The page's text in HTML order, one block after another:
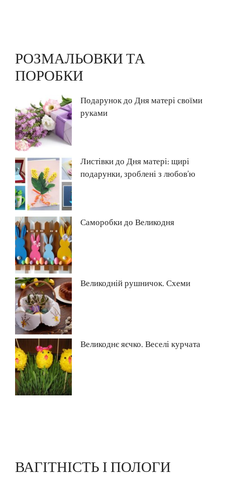
РОЗМАЛЬОВКИ ТА
ПОРОБКИ
Подарунок до Дня матері своїми
руками
Листівки до Дня матері: щирі
подарунки, зроблені з любов’ю
Саморобки до Великодня
Великодній рушничок. Схеми
Великоднє яєчко. Веселі курчата
ВАГІТНІСТЬ І ПОЛОГИ